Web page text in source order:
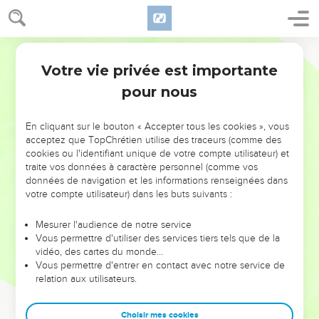
NE MANQUEZ PAS L’ÉVÉNEMENT
DE L’ANNÉE !
ET SI LEURS ERREURS POUVAIENT VOUS ÉVITER LES
VOTRES ?
leur foi ou leur vision. Mais on voit moins les doutes, les erreurs
et les saisons difficiles qu'ils ont traversés, alors même que ce
sont elles qui les ont façonnés.
Dans cette conférence, leaders, entrepreneurs, et responsables
clés pour avancer avec plus de sagesse afin que leurs erreurs
Votre vie privée est importante
pour nous
En cliquant sur le bouton « Accepter tous les cookies », vous
acceptez que TopChrétien utilise des traceurs (comme des
cookies ou l'identifiant unique de votre compte utilisateur) et
traite vos données à caractère personnel (comme vos
données de navigation et les informations renseignées dans
votre compte utilisateur) dans les buts suivants :
Mesurer l'audience de notre service
Vous permettre d'utiliser des services tiers tels que de la
vidéo, des cartes du monde…
Vous permettre d'entrer en contact avec notre service de
relation aux utilisateurs.
Choisir mes cookies